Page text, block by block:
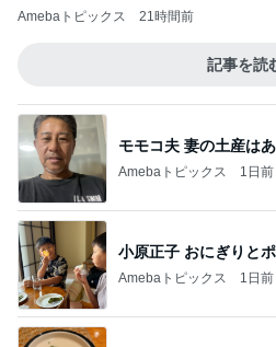
Amebaトピックス 21時間前
記事を読
モモコ夫 妻の土産は
Amebaトピックス 1日前
小原正子 おにぎりと
Amebaトピックス 1日前